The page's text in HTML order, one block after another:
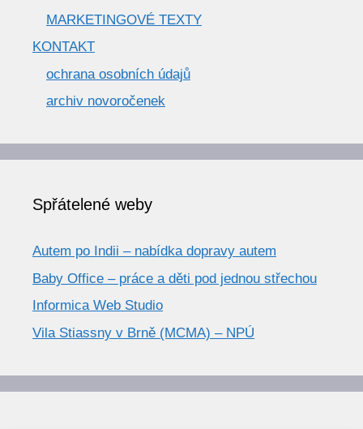
MARKETINGOVÉ TEXTY
KONTAKT
ochrana osobních údajů
archiv novoročenek
Spřátelené weby
Autem po Indii – nabídka dopravy autem
Baby Office – práce a děti pod jednou střechou
Informica Web Studio
Vila Stiassny v Brně (MCMA) – NPÚ